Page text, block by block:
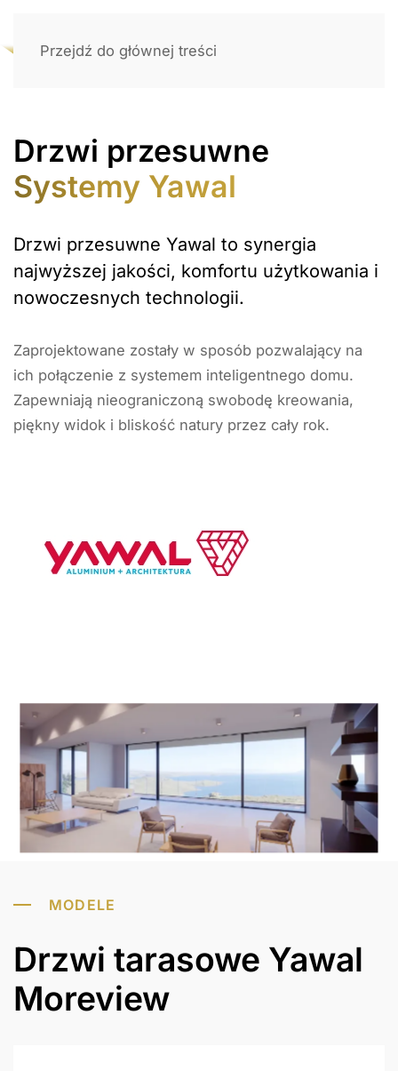
Przejdź do głównej treści
Drzwi przesuwne
Systemy Yawal
Drzwi przesuwne Yawal to synergia
najwyższej jakości, komfortu użytkowania i
nowoczesnych technologii.
Zaprojektowane zostały w sposób pozwalający na
ich połączenie z systemem inteligentnego domu.
Zapewniają nieograniczoną swobodę kreowania,
piękny widok i bliskość natury przez cały rok.
MODELE
Drzwi tarasowe Yawal
Moreview